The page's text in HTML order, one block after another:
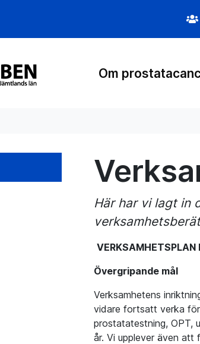
Om
Här har vi lagt in
VERKSAMHETSPLAN
Övergripande mål
Verksamhetens
vidare fortsatt verka
prostatatestning, OPT,
år. Vi upplever även att